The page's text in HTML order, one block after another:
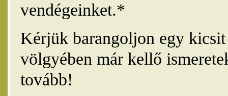
vendégeinket.*
Kérjük barangoljon egy
völgyében már kellő
tovább!